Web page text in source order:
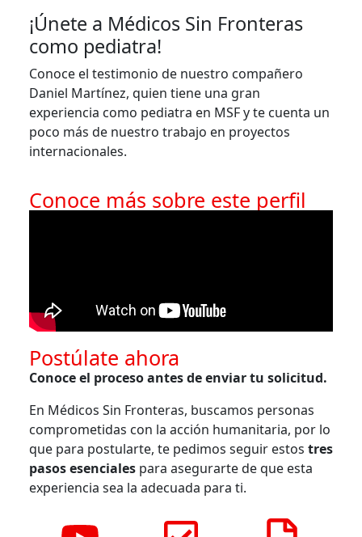
¡Únete a Médicos Sin Fronteras
como pediatra!
Conoce el testimonio de nuestro compañero
Daniel Martínez, quien tiene una gran
experiencia como pediatra en MSF y te cuenta un
poco más de nuestro trabajo en proyectos
internacionales.
Conoce más sobre este perfil
Postúlate ahora
Conoce el proceso antes de enviar tu solicitud.
En Médicos Sin Fronteras, buscamos personas
comprometidas con la acción humanitaria, por lo
que para postularte, te pedimos seguir estos tres
pasos esenciales para asegurarte de que esta
experiencia sea la adecuada para ti.